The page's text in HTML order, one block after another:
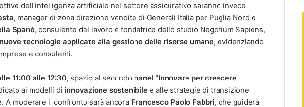
dell’intelligenza artificiale nel settore assicurativo saranno invece
, manager di zona direzione vendite di Generali Italia per Puglia Nord e
Spanò, consulente del lavoro e fondatrice dello studio Negotium Sapiens,
nuove tecnologie applicate alla gestione delle risorse umane, evidenziando
e consulenti.
11:00 alle 12:30, spazio al secondo panel “Innovare per crescere
ai modelli di innovazione sostenibile e alle strategie di transizione
A moderare il confronto sarà ancora Francesco Paolo Fabbri, che guiderà